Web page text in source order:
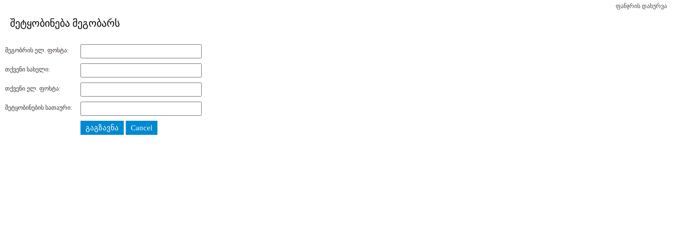
ფანჯრის დახურვა
შეტყობინება მეგობარს
მეგობრის ელ. ფოსტა:
თქვენი სახელი:
თქვენი ელ. ფოსტა:
შეტყობინების სათაური:
გაგზავნა Cancel